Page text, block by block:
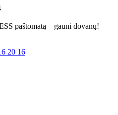
paštomatą – gauni dovanų!
20 16